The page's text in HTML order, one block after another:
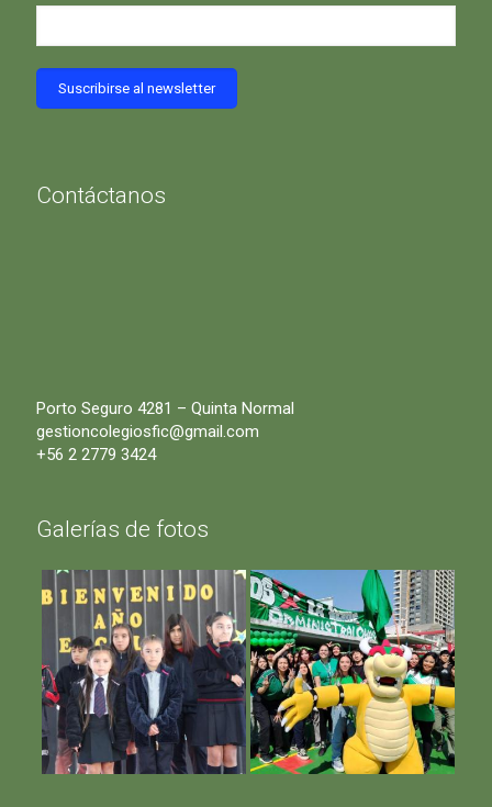
Contáctanos
Porto Seguro 4281 – Quinta Normal
gestioncolegiosfic@gmail.com
+56 2 2779 3424
Galerías de fotos